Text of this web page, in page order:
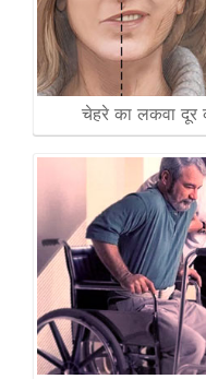
चेहरे का लकवा